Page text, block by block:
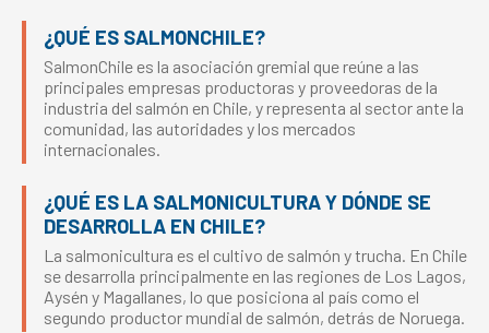
¿QUÉ ES SALMONCHILE?
SalmonChile es la asociación gremial que reúne a las
principales empresas productoras y proveedoras de la
industria del salmón en Chile, y representa al sector ante la
comunidad, las autoridades y los mercados
internacionales.
¿QUÉ ES LA SALMONICULTURA Y DÓNDE SE
DESARROLLA EN CHILE?
La salmonicultura es el cultivo de salmón y trucha. En Chile
se desarrolla principalmente en las regiones de Los Lagos,
Aysén y Magallanes, lo que posiciona al país como el
segundo productor mundial de salmón, detrás de Noruega.